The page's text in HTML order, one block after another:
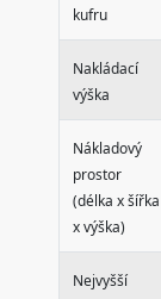
kufru
Nakládací
výška
Nákladový
prostor
(délka x šířka
x výška)
Nejvyšší